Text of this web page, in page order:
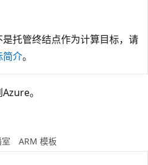
托管终结点作为计算目标，请
介。
。
ARM 模板